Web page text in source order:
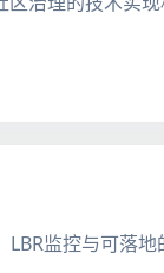
监控与可落地